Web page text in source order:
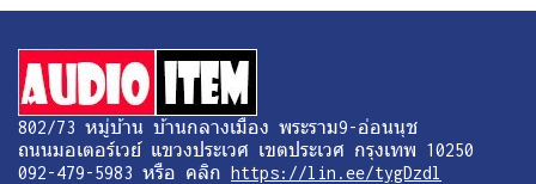
802/73 หมู่บ้าน บ้านกลางเมือง พระราม9-อ่อนนุช
ถนนมอเตอร์เวย์ แขวงประเวศ เขตประเวศ กรุงเทพ 10250
092-479-5983 หรือ คลิก https://lin.ee/tygDzdl